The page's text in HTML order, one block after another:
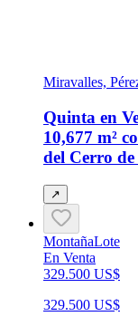
Miravalles,
Quinta en
10,677 m²
del Cerro
↗
MontañaLote
En Venta
329.500 US$
329.500 US$